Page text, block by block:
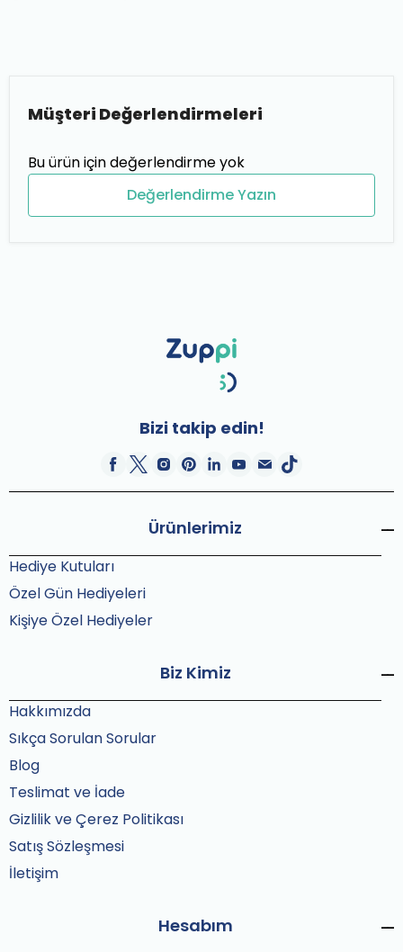
Müşteri Değerlendirmeleri
Bu ürün için değerlendirme yok
Değerlendirme Yazın
Bizi takip edin!
Ürünlerimiz
Hediye Kutuları
Özel Gün Hediyeleri
Kişiye Özel Hediyeler
Biz Kimiz
Hakkımızda
Sıkça Sorulan Sorular
Blog
Teslimat ve İade
Gizlilik ve Çerez Politikası
Satış Sözleşmesi
İletişim
Hesabım